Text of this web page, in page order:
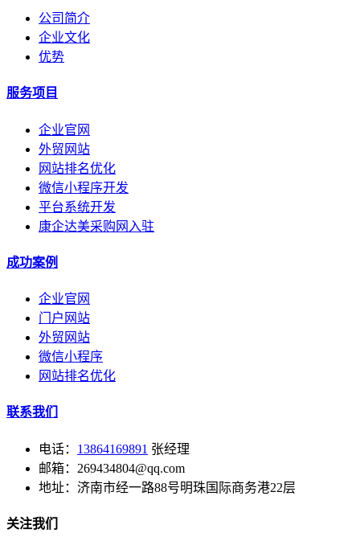
公司简介
企业文化
优势
服务项目
企业官网
外贸网站
网站排名优化
微信小程序开发
平台系统开发
康企达美采购网入驻
成功案例
企业官网
门户网站
外贸网站
微信小程序
网站排名优化
联系我们
电话： 13864169891 张经理
邮箱：269434804@qq.com
地址：济南市经一路88号明珠国际商务港22层
关注我们